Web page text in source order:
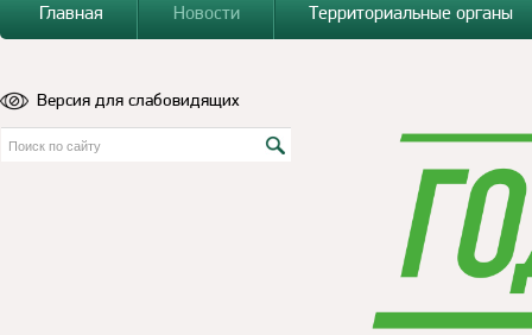
Главная
Новости Территориальные органы
Версия для слабовидящих